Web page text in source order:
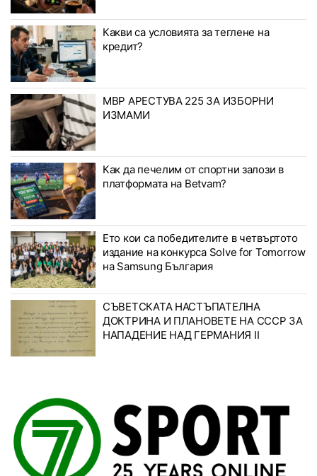
Какви са условията за теглене на
кредит?
МВР АРЕСТУВА 225 ЗА ИЗБОРНИ
ИЗМАМИ
Как да печелим от спортни залози в
платформата на Betvam?
Ето кои са победителите в четвъртото
издание на конкурса Solve for Tomorrow
на Samsung България
СЪВЕТСКАТА НАСТЪПАТЕЛНА
ДОКТРИНА И ПЛАНОВЕТЕ НА СССР ЗА
НАПАДЕНИЕ НАД ГЕРМАНИЯ II